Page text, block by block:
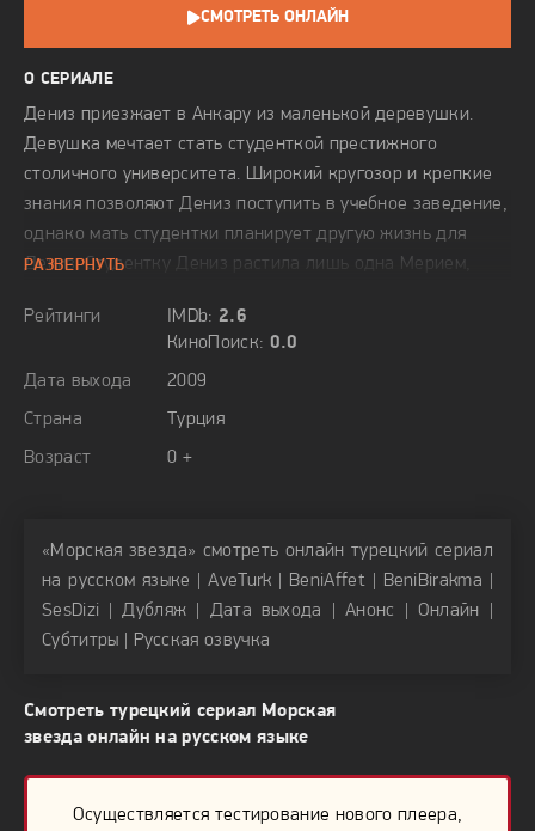
СМОТРЕТЬ ОНЛАЙН
О СЕРИАЛЕ
Дениз приезжает в Анкару из маленькой деревушки.
Девушка мечтает стать студенткой престижного
столичного университета. Широкий кругозор и крепкие
знания позволяют Дениз поступить в учебное заведение,
однако мать студентки планирует другую жизнь для
Дениз. Студентку Дениз растила лишь одна Мерием,
приехав в Анкару, Дениз узнает, что ее отец — Бахри
Ходжа, который является деканом медицинского
факультета, в котором учиться девушка. Несмотря на это
Дениз с трудом поступает в университет. Мама Дениз
тремя детьми. Новоиспеченная дочь попадает в
совершенно чужую среду.
РАЗВЕРНУТЬ
Рейтинги IMDb: 2.6
КиноПоиск: 0.0
Дата выхода
2009
Страна
Турция
Возраст
0 +
«Морская звезда» смотреть онлайн турецкий сериал
на русском языке | AveTurk | BeniAffet | BeniBirakma |
SesDizi | Дубляж | Дата выхода | Анонс | Онлайн |
Субтитры | Русская озвучка
Смотреть турецкий сериал Морская
звезда онлайн на русском языке
Осуществляется тестирование нового плеера,